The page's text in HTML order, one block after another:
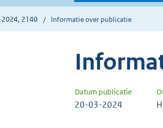
2140 Informatie over publicatie
Datum publicatie
20-03-2024